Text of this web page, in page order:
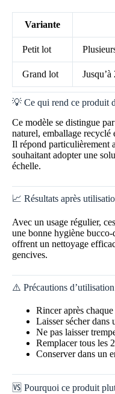
Variante
Petit lot
Grand lot
💡 Ce qui rend ce produit
Ce modèle se distingue
naturel, emballage recyclé
Il répond particulièrement
souhaitant adopter une
échelle.
📈 Résultats après
Avec un usage régulier,
une bonne hygiène
offrent un nettoyage
gencives.
⚠️ Précautions d’utilisation
Rincer après
Laisser sécher dans
Ne pas laisser
Remplacer tous les
Conserver dans un
🆚 Pourquoi ce produit